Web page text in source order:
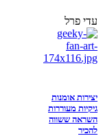
עדי פרל
יצירות אומנות
גיקיות מעוררות
השראה ששווה
להכיר